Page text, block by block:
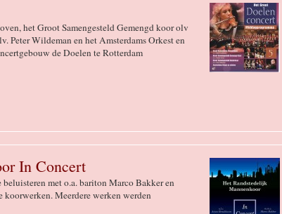
het Groot Samengesteld Gemengd koor olv
Peter Wildeman en het Amsterdams Orkest en
de Doelen te Rotterdam
In Concert
met o.a. bariton Marco Bakker en
koorwerken. Meerdere werken werden